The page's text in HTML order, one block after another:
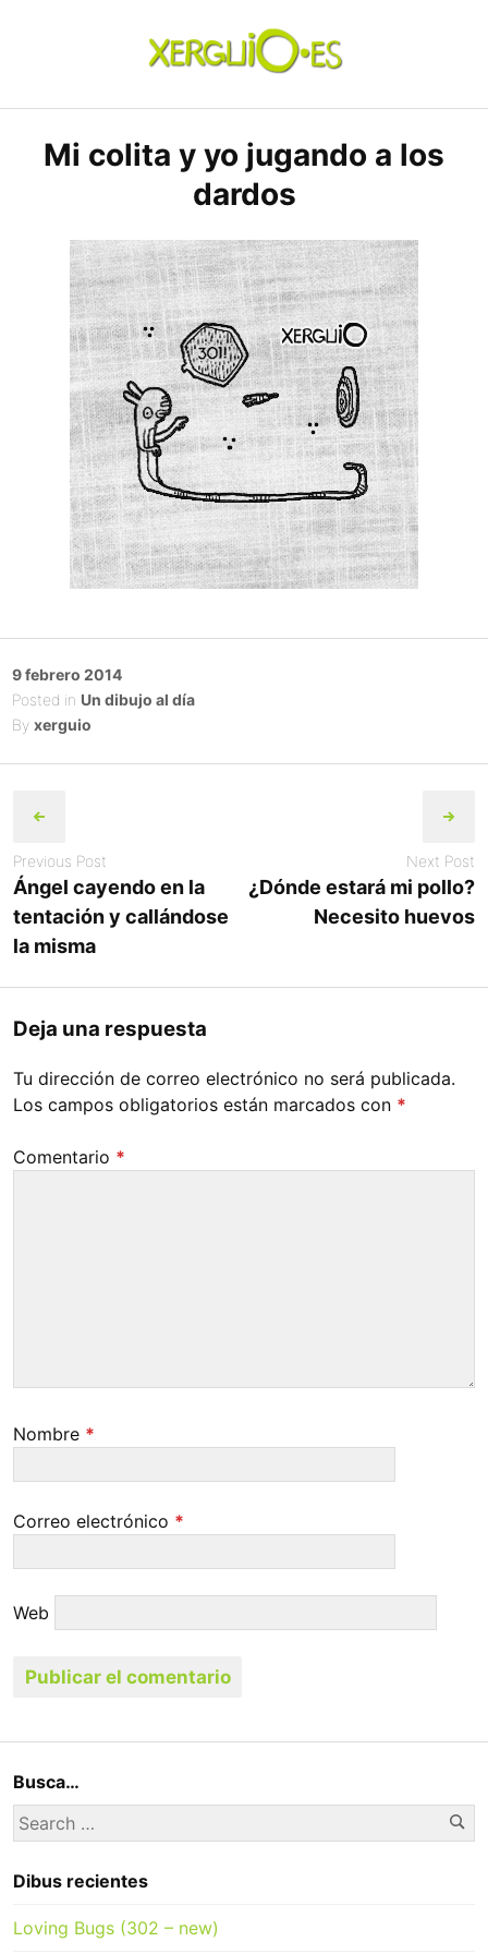
xerguio.ES | ilustración
Mi colita y yo jugando a los
dardos
Posted
on
9 febrero 2014
Posted in Un dibujo al día
By xerguio
navigation
Previous Post
Ángel cayendo en la
tentación y callándose
la misma
Next Post
¿Dónde estará mi pollo?
Necesito huevos
Deja una respuesta
Tu dirección de correo electrónico no será publicada.
Los campos obligatorios están marcados con *
Comentario *
Nombre *
Correo electrónico *
Web
Busca…
Search
for:
Dibus recientes
Loving Bugs (302 – new)